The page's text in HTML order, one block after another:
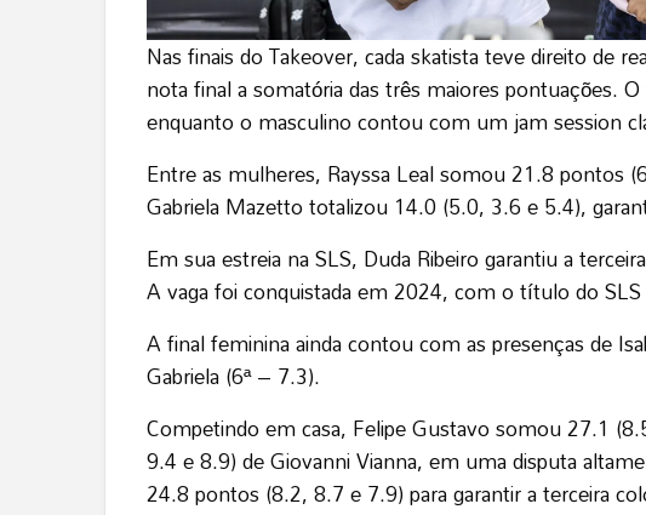
Nas finais do Takeover, cada skatista teve direito de
nota final a somatória das três maiores pontuações.
enquanto o masculino contou com um jam session
Entre as mulheres, Rayssa Leal somou 21.8 pontos
Gabriela Mazetto totalizou 14.0 (5.0, 3.6 e 5.4),
Em sua estreia na SLS, Duda Ribeiro garantiu a
A vaga foi conquistada em 2024, com o título do SLS
A final feminina ainda contou com as presenças de
Gabriela (6ª – 7.3).
Competindo em casa, Felipe Gustavo somou 27.1
9.4 e 8.9) de Giovanni Vianna, em uma disputa
24.8 pontos (8.2, 8.7 e 7.9) para garantir a terceira